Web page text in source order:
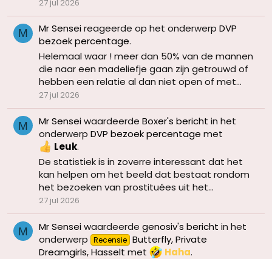
27 jul 2026
M Mr Senseireageerde op het onderwerp DVP
bezoek percentage.
Helemaal waar ! meer dan 50% van de mannen
die naar een madeliefje gaan zijn getrouwd of
hebben een relatie al dan niet open of met...
27 jul 2026
M Mr Senseiwaardeerde Boxer's bericht in het
onderwerp DVP bezoek percentage met
Leuk.
De statistiek is in zoverre interessant dat het
kan helpen om het beeld dat bestaat rondom
het bezoeken van prostituées uit het...
27 jul 2026
M Mr Senseiwaardeerde genosiv's bericht in het
onderwerp Recensie Butterfly, Private
Dreamgirls, Hasselt met Haha.